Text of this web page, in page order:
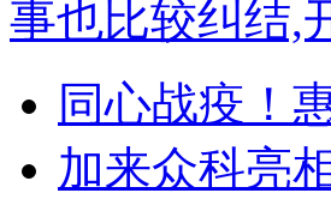
事也比较纠结,
同心战疫！
加来众科亮